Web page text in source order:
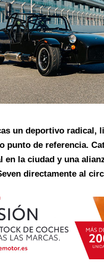
un deportivo radical,
punto de referencia.
la ciudad y una
directamente al